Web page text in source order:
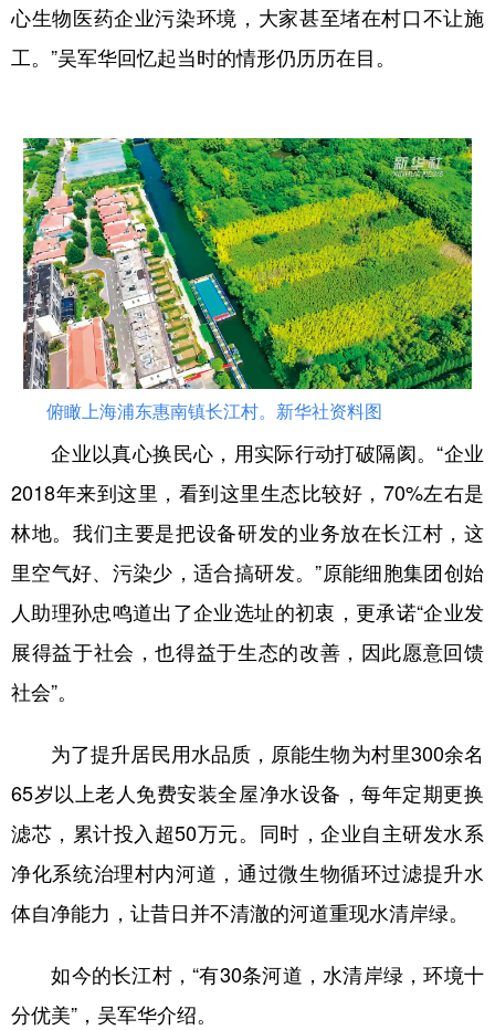
心生物医药企业污染环境，大家甚至堵在村口不让施
工。”吴军华回忆起当时的情形仍历历在目。
俯瞰上海浦东惠南镇长江村。新华社资料图
企业以真心换民心，用实际行动打破隔阂。“企业
2018年来到这里，看到这里生态比较好，70%左右是
林地。我们主要是把设备研发的业务放在长江村，这
里空气好、污染少，适合搞研发。”原能细胞集团创始
人助理孙忠鸣道出了企业选址的初衷，更承诺“企业发
展得益于社会，也得益于生态的改善，因此愿意回馈
社会”。
为了提升居民用水品质，原能生物为村里300余名
65岁以上老人免费安装全屋净水设备，每年定期更换
滤芯，累计投入超50万元。同时，企业自主研发水系
净化系统治理村内河道，通过微生物循环过滤提升水
体自净能力，让昔日并不清澈的河道重现水清岸绿。
如今的长江村，“有30条河道，水清岸绿，环境十
分优美”，吴军华介绍。